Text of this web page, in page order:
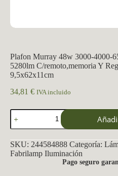
Plafon Murray 48w 3000-4000-
5280lm C/remoto,memoria Y
9,5x62x11cm
34,81 € IVA incluido
Plafon
Murray
48w
3000-
4000-
6500k
SKU: 244584888 Categoría:
Fabrilamp Iluminación
Pago seguro